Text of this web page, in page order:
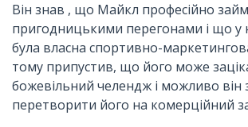
Він знав , що Майкл професійно
пригодницькими перегонами і що у
була власна спортивно-
тому припустив, що його може
божевільний челендж і можливо він
перетворити його на комерційний